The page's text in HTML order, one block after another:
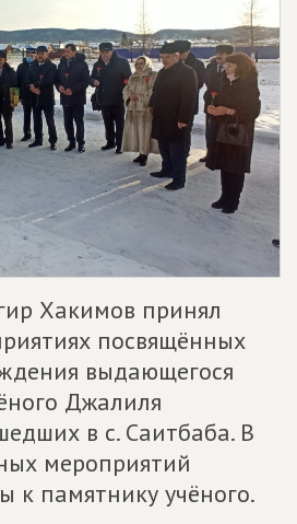
Хакимов принял
посвящённых
выдающегося
Джалиля
в с. Саитбаба. В
мероприятий
к памятнику учёного.